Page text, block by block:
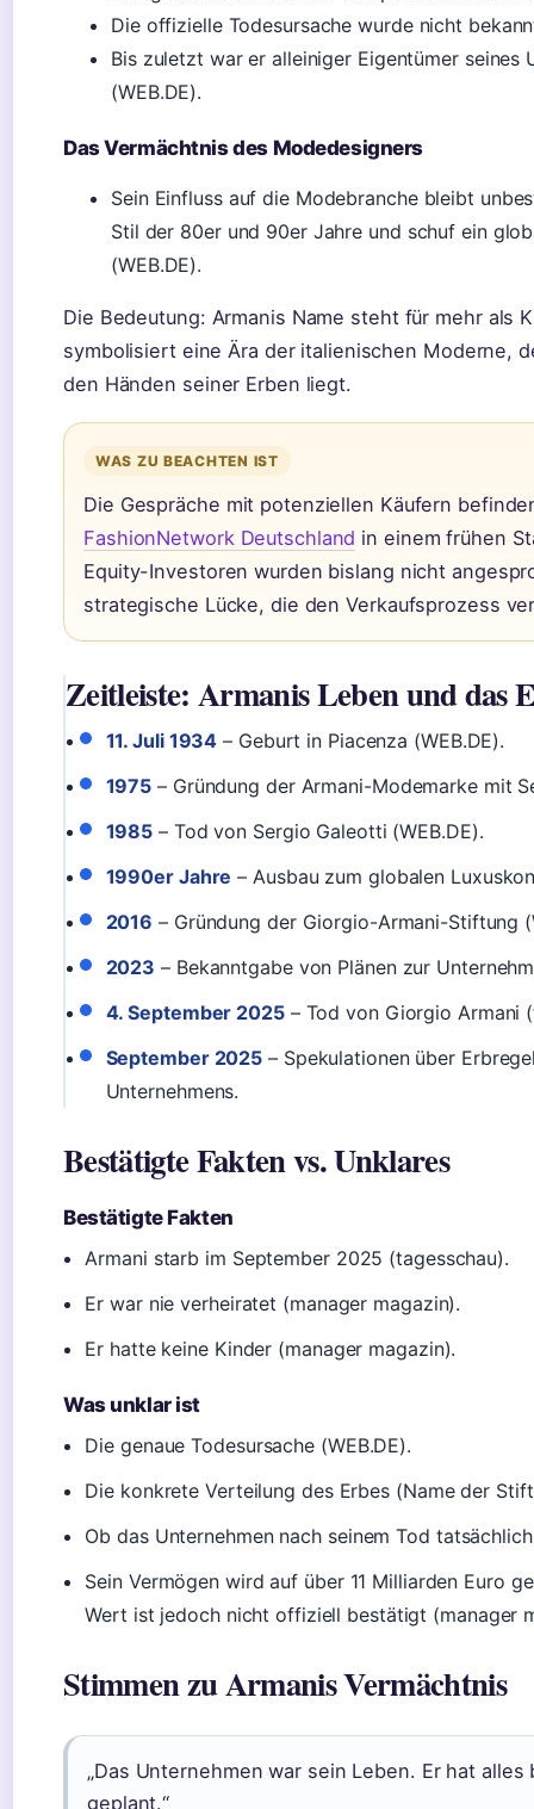
Die offizielle Todesursache wurde nicht
Bis zuletzt war er alleiniger Eigentümer seines
(WEB.DE).
Das Vermächtnis des Modedesigners
Sein Einfluss auf die Modebranche bleibt
Stil der 80er und 90er Jahre und schuf ein
(WEB.DE).
Die Bedeutung: Armanis Name steht für mehr als
symbolisiert eine Ära der italienischen Moderne,
den Händen seiner Erben liegt.
WAS ZU BEACHTEN IST
Die Gespräche mit potenziellen Käufern
FashionNetwork Deutschland in einem frühen
Equity-Investoren wurden bislang nicht
strategische Lücke, die den Verkaufsprozess
Zeitleiste: Armanis Leben und das
11. Juli 1934 – Geburt in Piacenza (WEB.DE).
1975 – Gründung der Armani-Modemarke mit
1985 – Tod von Sergio Galeotti (WEB.DE).
1990er Jahre – Ausbau zum globalen
2016 – Gründung der Giorgio-Armani-Stiftung
2023 – Bekanntgabe von Plänen zur
4. September 2025– Tod von Giorgio Armani
September 2025 – Spekulationen über
Unternehmens.
Bestätigte Fakten vs. Unklares
Bestätigte Fakten
Armani starb im September 2025 (tagesschau).
Er war nie verheiratet (manager magazin).
Er hatte keine Kinder (manager magazin).
Was unklar ist
Die genaue Todesursache (WEB.DE).
Die konkrete Verteilung des Erbes (Name der
Ob das Unternehmen nach seinem Tod
Sein Vermögen wird auf über 11 Milliarden Euro
Wert ist jedoch nicht offiziell bestätigt (manager
Stimmen zu Armanis Vermächtnis
„Das Unternehmen war sein Leben. Er hat
geplant.“